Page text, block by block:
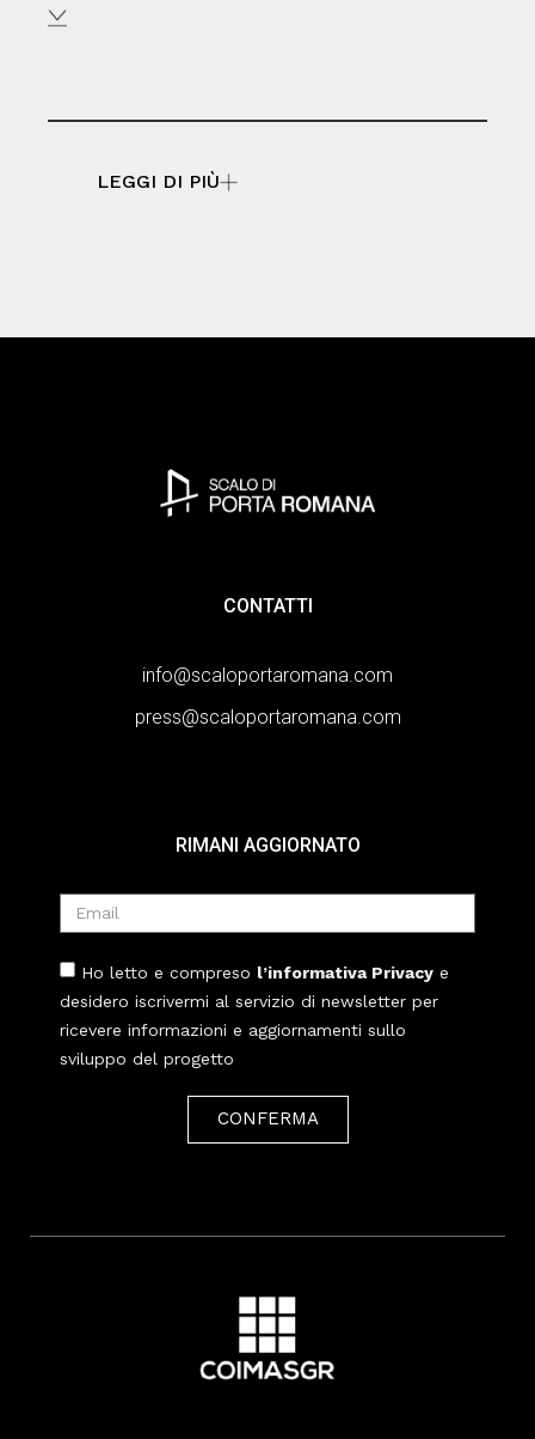
LEGGI DI PIÙ
CONTATTI
info@scaloportaromana.com
press@scaloportaromana.com
RIMANI AGGIORNATO
Ho letto e compreso l’informativa Privacy e
desidero iscrivermi al servizio di newsletter per
ricevere informazioni e aggiornamenti sullo
sviluppo del progetto
CONFERMA